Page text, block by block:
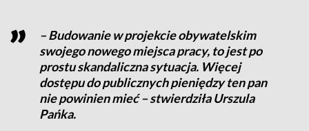
– Budowanie w projekcie obywatelskim
swojego nowego miejsca pracy, to jest po
prostu skandaliczna sytuacja. Więcej
dostępu do publicznych pieniędzy ten pan
nie powinien mieć – stwierdziła Urszula
Pańka.